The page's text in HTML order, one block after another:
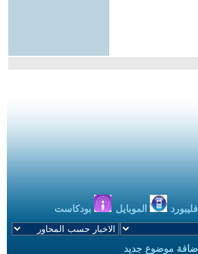
فليبورد الموبايل بودكاست
اضافة موضوع جديد